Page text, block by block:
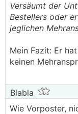
Meiner Ansicht
auf ein paar
Versäumt der
Bestellers oder
jeglichen
Mein Fazit: Er
keinen
Blabla
Wie Vorposter,